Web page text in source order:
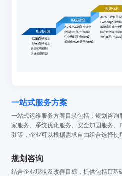
一站式服务方案
一站式运维服务方案目录包括：规划咨询
家服务、系统优化服务、安全加固服务、
驻等，企业可以根据需求自由组合选择使
规划咨询
结合企业现状及改善目标，提供包括IT基